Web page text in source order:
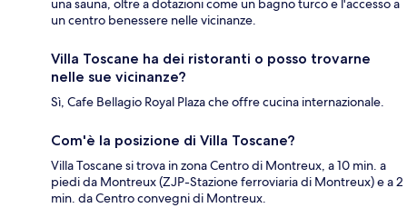
una sauna, oltre a dotazioni come un bagno turco e l'accesso a
un centro benessere nelle vicinanze.
Villa Toscane ha dei ristoranti o posso trovarne
nelle sue vicinanze?
Sì, Cafe Bellagio Royal Plaza che offre cucina internazionale.
Com'è la posizione di Villa Toscane?
Villa Toscane si trova in zona Centro di Montreux, a 10 min. a
piedi da Montreux (ZJP-Stazione ferroviaria di Montreux) e a 2
min. da Centro convegni di Montreux.